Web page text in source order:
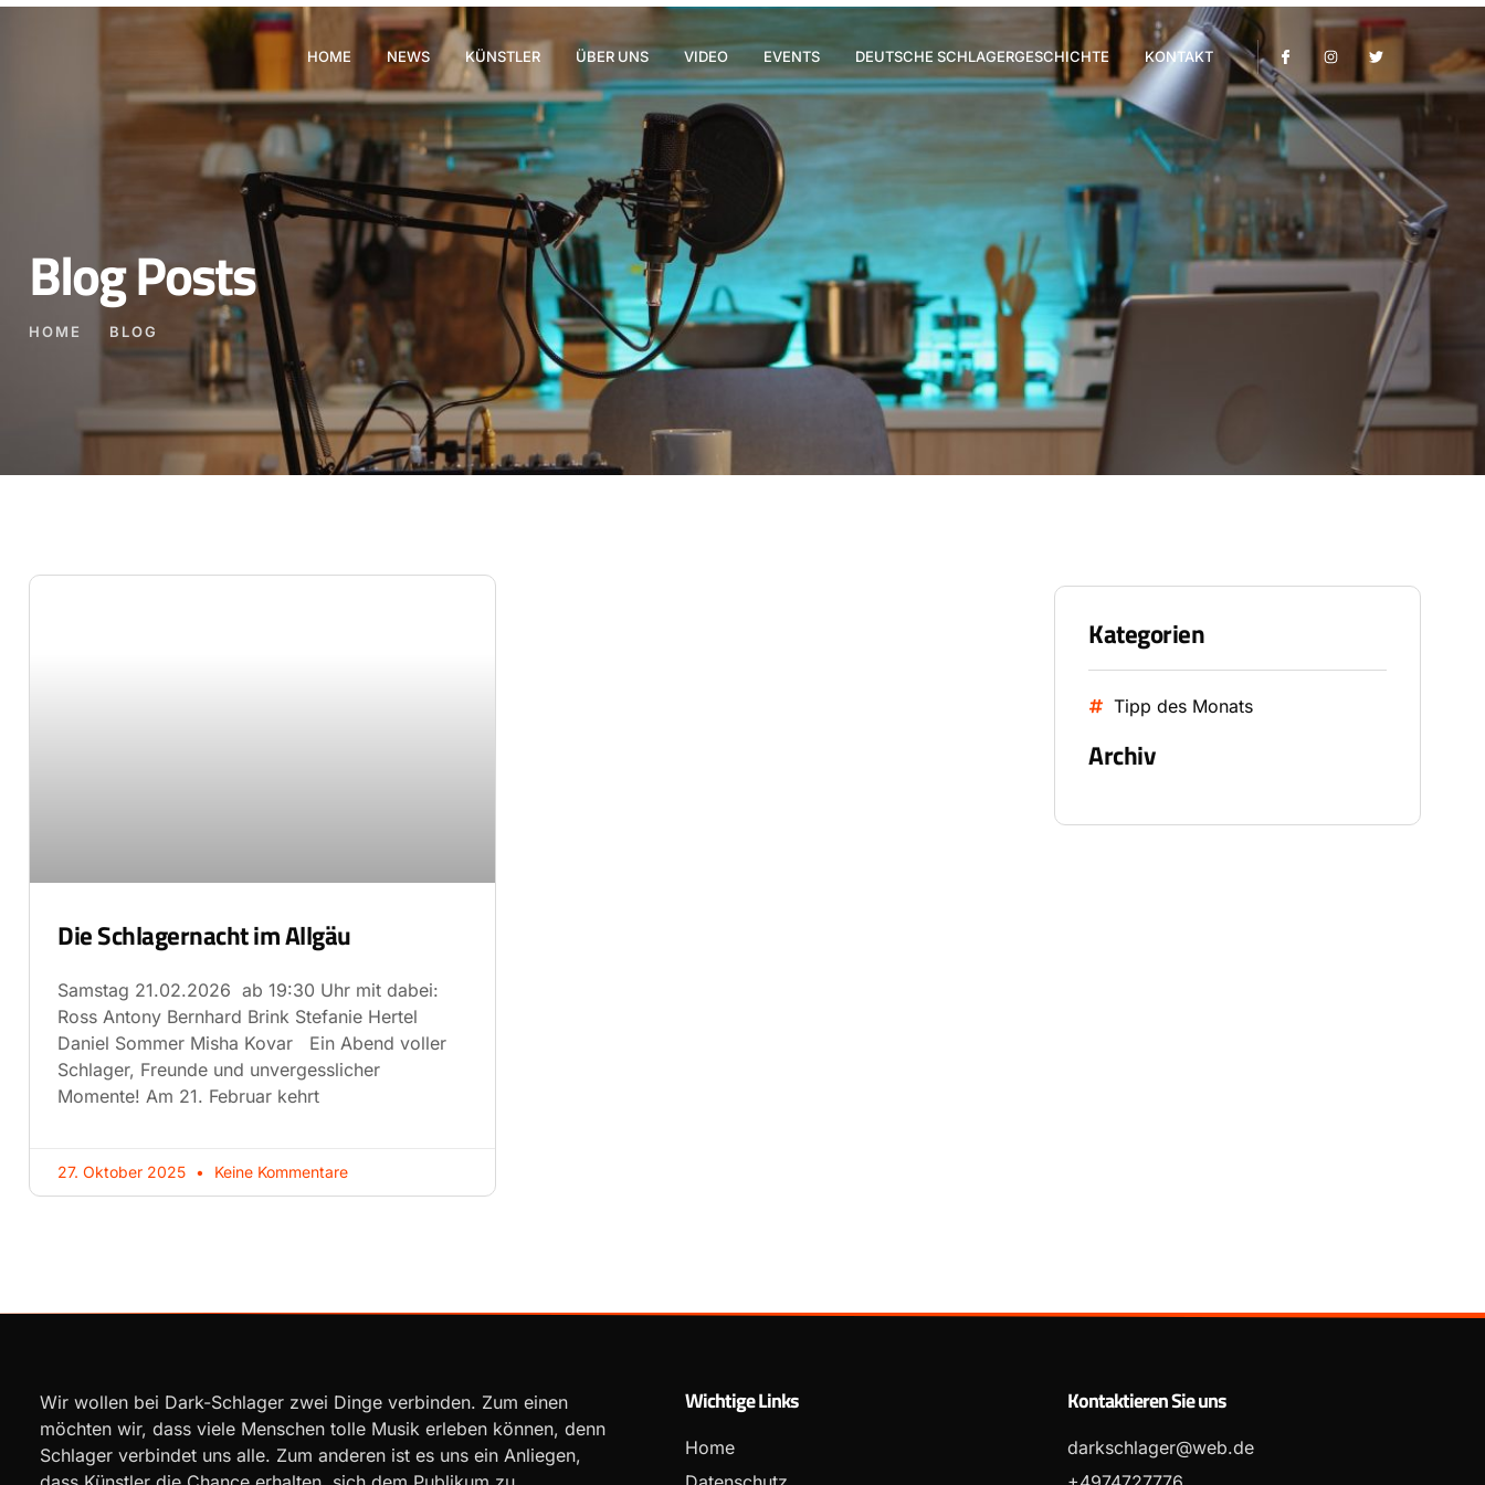
HOME NEWS KÜNSTLER ÜBER UNS VIDEO EVENTS DEUTSCHE SCHLAGERGESCHICHTE KONTAKT
Blog Posts
HOME BLOG
Die Schlagernacht im Allgäu
Samstag 21.02.2026 ab 19:30 Uhr mit dabei:
Ross Antony Bernhard Brink Stefanie Hertel
Daniel Sommer Misha Kovar Ein Abend voller
Schlager, Freunde und unvergesslicher
Momente! Am 21. Februar kehrt
27. Oktober 2025 Keine Kommentare
Kategorien
Tipp des Monats
Archiv
Wir wollen bei Dark-Schlager zwei Dinge verbinden. Zum einen
möchten wir, dass viele Menschen tolle Musik erleben können, denn
Schlager verbindet uns alle. Zum anderen ist es uns ein Anliegen,
Wichtige Links
Home
Kontaktieren Sie uns
darkschlager@web.de